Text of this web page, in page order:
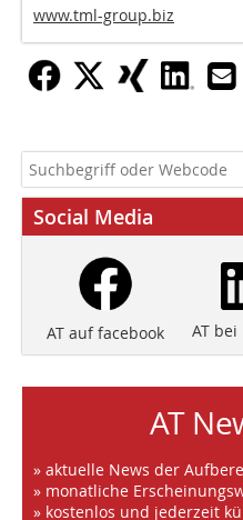
www.tml-group.biz
Social Media
AT auf facebook AT
AT
» aktuelle News der
» monatliche
» kostenlos und jederzeit